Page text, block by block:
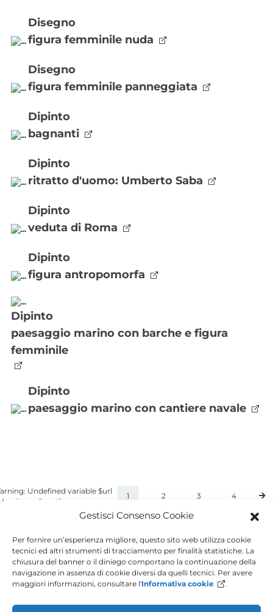
Gestisci Consenso Cookie
Per fornire un’esperienza migliore, questo sito web utilizza cookie
tecnici ed altri strumenti di tracciamento per finalità statistiche. La
chiusura del banner o il diniego comportano la continuazione della
navigazione in assenza di cookie diversi da quelli tecnici. Per avere
maggiori informazioni, consultare l'Informativa cookie .
disegno
figura femminile nuda
disegno
figura femminile panneggiata
dipinto
bagnanti
dipinto
ritratto d'uomo: Umberto Saba
dipinto
veduta di Roma
dipinto
figura antropomorfa
dipinto
paesaggio marino con barche e figura
femminile
dipinto
paesaggio marino con cantiere navale
Undefined variable $url
/var/www/html/wp-
themes/cowtheme/page-
null to parameter #1 ($url)
type string is deprecated in
www/html/wp-
themes/cowtheme/page-
cardnarrazioni.php on line
1 2 3 4